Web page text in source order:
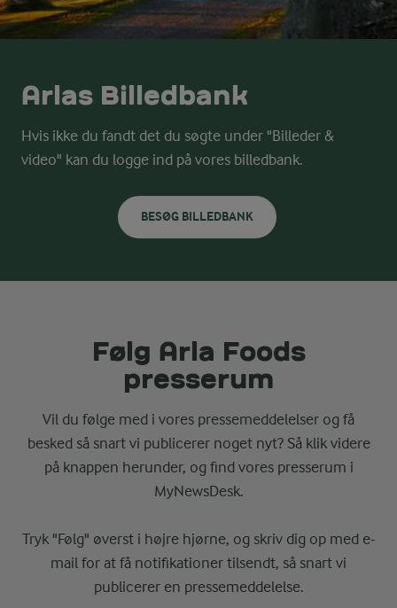
Arlas Billedbank
Hvis ikke du fandt det du søgte under "Billeder &
video" kan du logge ind på vores billedbank.
BESØG BILLEDBANK
Følg Arla Foods
presserum
Vil du følge med i vores pressemeddelelser og få
besked så snart vi publicerer noget nyt? Så klik videre
på knappen herunder, og find vores presserum i
MyNewsDesk.
Tryk "Følg" øverst i højre hjørne, og skriv dig op med e-
mail for at få notifikationer tilsendt, så snart vi
publicerer en pressemeddelelse.